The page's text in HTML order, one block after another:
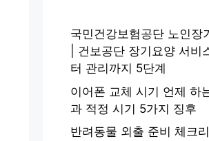
국민건강보험공단 노인장
| 건보공단 장기요양 서비
터 관리까지 5단계
이어폰 교체 시기 언제 하
과 적정 시기 5가지 징후
반려동물 외출 준비 체크